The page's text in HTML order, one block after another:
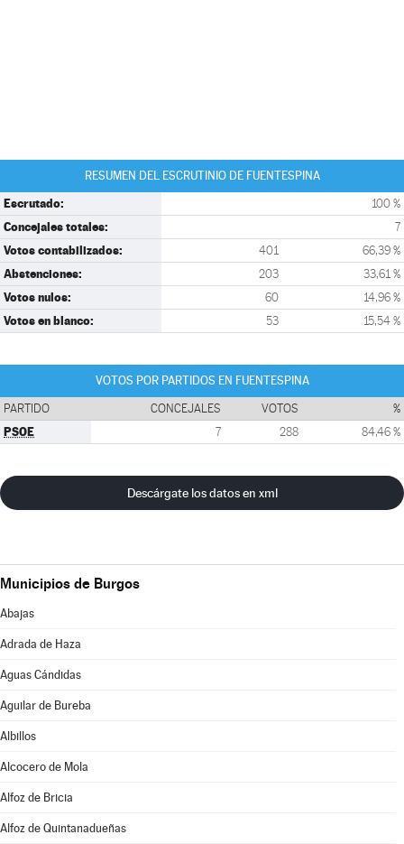
RESUMEN DEL ESCRUTINIO DE FUENTESPINA
Escrutado: 100 %
Concejales totales: 7
Votos contabilizados: 401 66,39 %
Abstenciones: 203 33,61 %
Votos nulos: 60 14,96 %
Votos en blanco: 53 15,54 %
VOTOS POR PARTIDOS EN FUENTESPINA
PARTIDO CONCEJALES VOTOS %
PSOE 7 288 84,46 %
Descárgate los datos en xml
Municipios de Burgos
Abajas
Adrada de Haza
Aguas Cándidas
Aguilar de Bureba
Albillos
Alcocero de Mola
Alfoz de Bricia
Alfoz de Quintanadueñas